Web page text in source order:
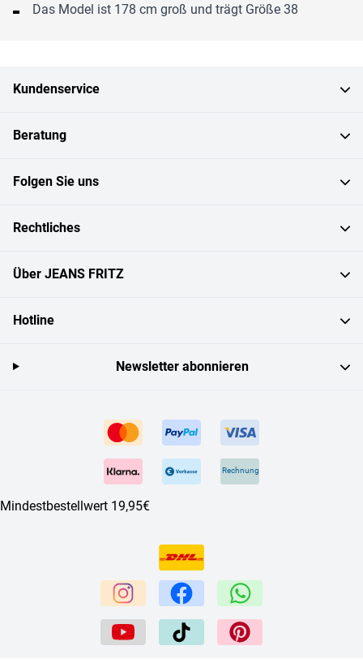
Das Model ist 178 cm groß und trägt Größe 38
Kundenservice
Beratung
Folgen Sie uns
Rechtliches
Über JEANS FRITZ
Hotline
Rechnung
Mindestbestellwert 19,95€
Newsletter abonnieren